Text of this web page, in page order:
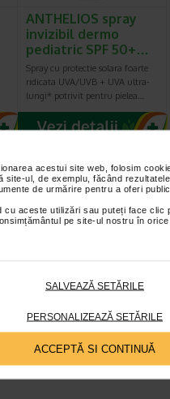
acestui site web, folosim
ul, de exemplu, făcând
de urmărire pentru a oferi
aceste utilizări sau puteți face
pe site-ul nostru în orice
SALVEAZĂ SETĂRILE
PERSONALIZEAZĂ SETĂRILE
ACCEPTĂ SI CONTINUĂ
ANTHELIOS spray
invizibil dermo
pediatric SPF 50+…
Spray cu protectie solara foarte
ridicata UVA/UVB + UVA ultra-
lungi* potrivit pentru pielea…